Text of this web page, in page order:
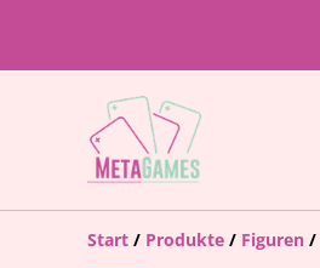
Start / Produkte / Figuren /